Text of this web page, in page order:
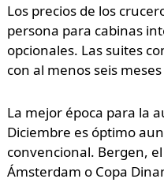
Los precios de los
persona para cabinas
opcionales. Las suites
con al menos seis
La mejor época para la
Diciembre es óptimo
convencional. Bergen,
Ámsterdam o Copa